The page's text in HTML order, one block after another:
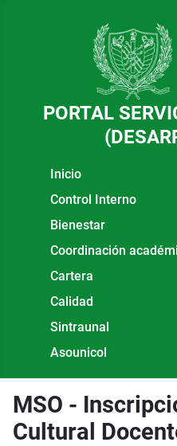
PORTAL
Inicio
Control Interno
Bienestar
Coordinación
Cartera
Calidad
Sintraunal
Asounicol
MSO -
Cultural